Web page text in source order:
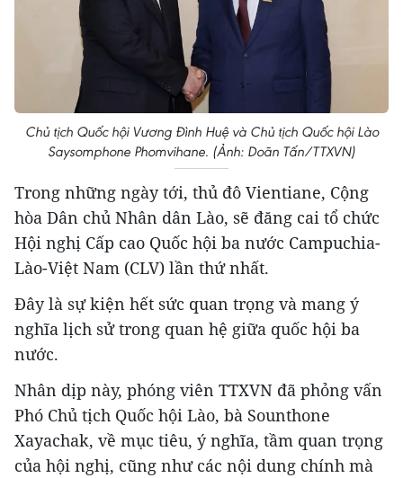
Chủ tịch Quốc hội Vương Đình Huệ và Chủ tịch Quốc hội Lào
Saysomphone Phomvihane. (Ảnh: Doãn Tấn/TTXVN)
Trong những ngày tới, thủ đô Vientiane, Cộng
hòa Dân chủ Nhân dân Lào, sẽ đăng cai tổ chức
Hội nghị Cấp cao Quốc hội ba nước Campuchia-
Lào-Việt Nam (CLV) lần thứ nhất.
Đây là sự kiện hết sức quan trọng và mang ý
nghĩa lịch sử trong quan hệ giữa quốc hội ba
nước.
Nhân dịp này, phóng viên TTXVN đã phỏng vấn
Phó Chủ tịch Quốc hội Lào, bà Sounthone
Xayachak, về mục tiêu, ý nghĩa, tầm quan trọng
của hội nghị, cũng như các nội dung chính mà